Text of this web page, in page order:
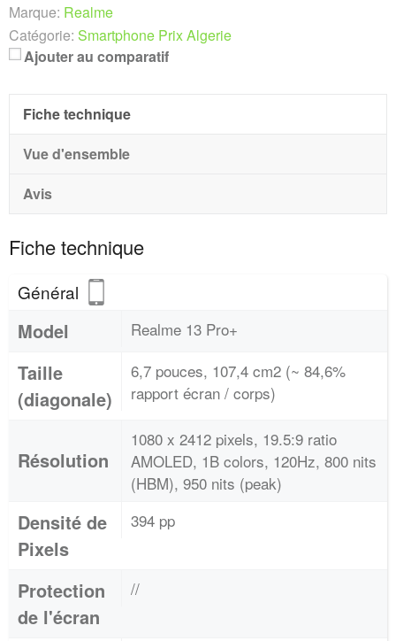
Marque: Realme
Catégorie: Smartphone Prix Algerie
Ajouter au comparatif
Fiche technique
Vue d'ensemble
Avis
Fiche technique
Général
Model Realme 13 Pro+
Taille
(diagonale)
6,7 pouces, 107,4 cm2 (~ 84,6%
rapport écran / corps)
Résolution
1080 x 2412 pixels, 19.5:9 ratio
AMOLED, 1B colors, 120Hz, 800 nits
(HBM), 950 nits (peak)
Densité de
Pixels
394 pp
Protection
de l'écran
//